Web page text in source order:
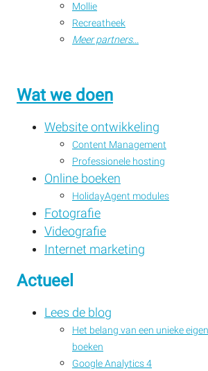
Mollie
Recreatheek
Meer partners...
Wat we doen
Website ontwikkeling
Content Management
Professionele hosting
Online boeken
HolidayAgent modules
Fotografie
Videografie
Internet marketing
Actueel
Lees de blog
Het belang van een unieke
boeken
Google Analytics 4